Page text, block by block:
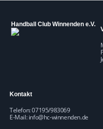
Handball Club Winnenden e.V.
Kontakt
Telefon: 07195/983069
E-Mail:info@hc-winnenden.de